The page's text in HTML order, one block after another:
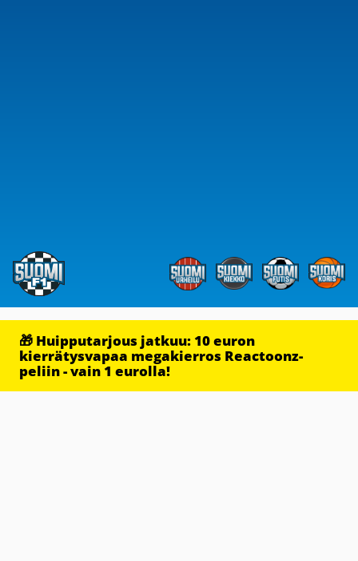
🎁 Huipputarjous jatkuu: 10 euron
kierrätysvapaa megakierros Reactoonz-
peliin - vain 1 eurolla!